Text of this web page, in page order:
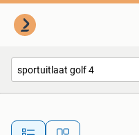
Alle